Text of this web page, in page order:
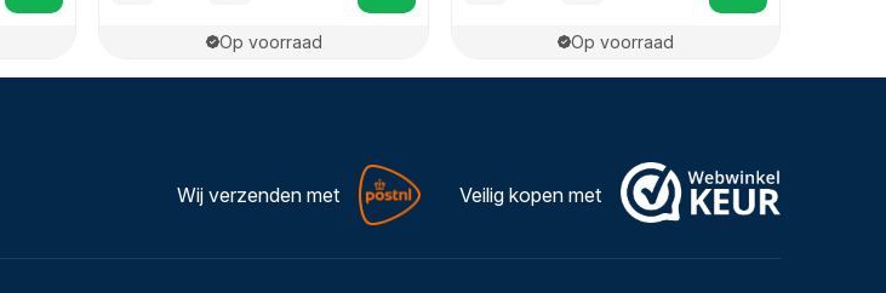
Op voorraad Op voorraad
Wij verzenden met Veilig kopen met